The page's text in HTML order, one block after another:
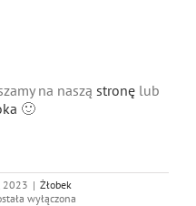
na naszą stronęlub
🙂
2023 | Żłobek
wyłączona